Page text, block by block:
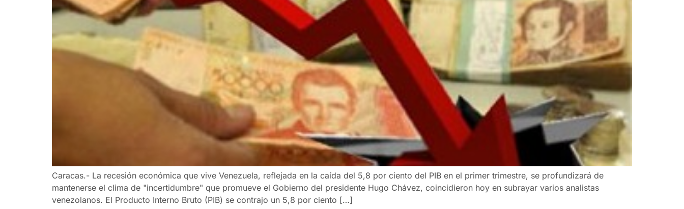
Caracas.- La recesión económica que vive Venezuela, reflejada en la caída del 5,8 por ciento del PIB en el primer trimestre, se profundizará de
mantenerse el clima de "incertidumbre" que promueve el Gobierno del presidente Hugo Chávez, coincidieron hoy en subrayar varios analistas
venezolanos. El Producto Interno Bruto (PIB) se contrajo un 5,8 por ciento […]